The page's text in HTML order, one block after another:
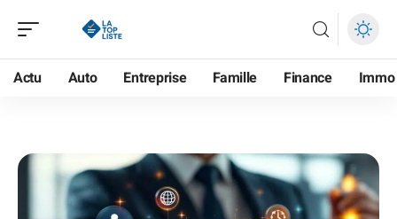
Actu Auto Entreprise Famille Finance Immo